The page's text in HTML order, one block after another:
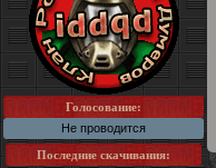
Голосование:
Не проводится
Последние скачивания: